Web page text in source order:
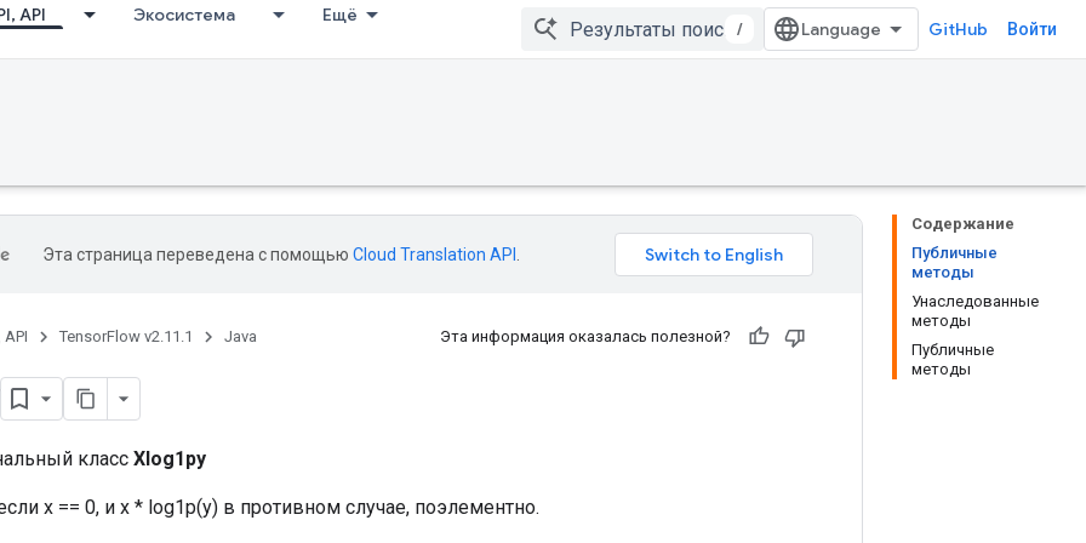
API Экосистема Ещё
/ GitHub Войти
Содержание
Публичные
методы
Унаследованные
методы
Публичные
методы
Эта страница переведена с помощью Cloud Translation API
API TensorFlow v2.11.1 Java Эта информация оказалась полезной?
класс Xlog1py
x == 0, и x * log1p(y) в противном случае, поэлементно.